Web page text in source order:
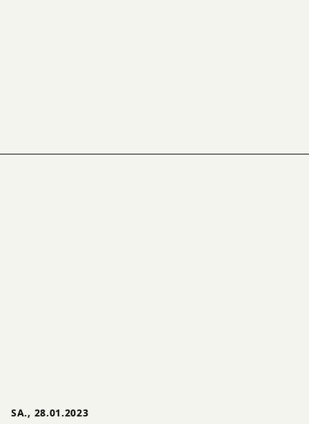
SA., 28.01.2023